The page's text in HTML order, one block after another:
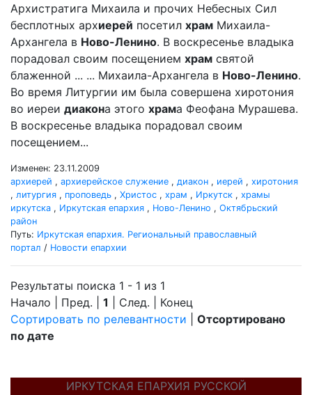
Архистратига Михаила и прочих Небесных Сил
бесплотных архиерей посетил храм Михаила-
Архангела в Ново-Ленино. В воскресенье владыка
порадовал своим посещением храм святой
блаженной ... ... Михаила-Архангела в Ново-Ленино.
Во время Литургии им была совершена хиротония
во иереи диакона этого храма Феофана Мурашева.
В воскресенье владыка порадовал своим
посещением...
Изменен: 23.11.2009
архиерей , архиерейское служение , диакон , иерей , хиротония
, литургия , проповедь , Христос , храм , Иркутск , храмы
иркутска , Иркутская епархия , Ново-Ленино , Октябрьский
район
Путь: Иркутская епархия. Региональный православный
портал / Новости епархии
Результаты поиска 1 - 1 из 1
Начало | Пред. | 1 | След. | Конец
Сортировать по релевантности
Отсортировано
по дате
ИРКУТСКАЯ ЕПАРХИЯ РУССКОЙ